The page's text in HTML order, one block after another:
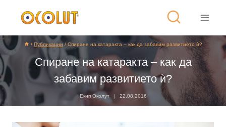
/ Публикации / Спиране на катаракта – как да забавим развитието ѝ?
Спиране на катаракта – как да
забавим развитието ѝ?
Екип Околут 22.08.2016